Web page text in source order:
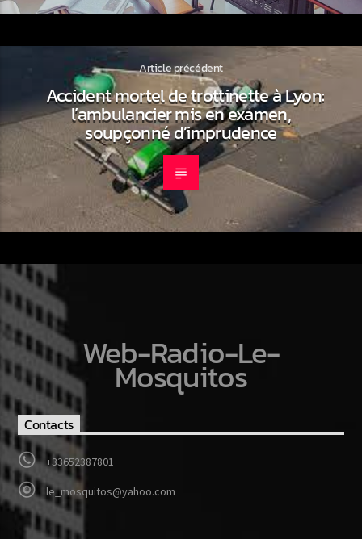
Article précédent
Accident mortel de trottinette à Lyon:
l’ambulancier mis en examen,
soupçonné d’imprudence
Web-Radio-Le-
Mosquitos
Contacts
+33652387801
le_mosquitos@yahoo.com